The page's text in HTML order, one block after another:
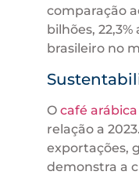
comparação
bilhões,
brasileiro no
O café arábica
relação a
exportações,
demonstra a